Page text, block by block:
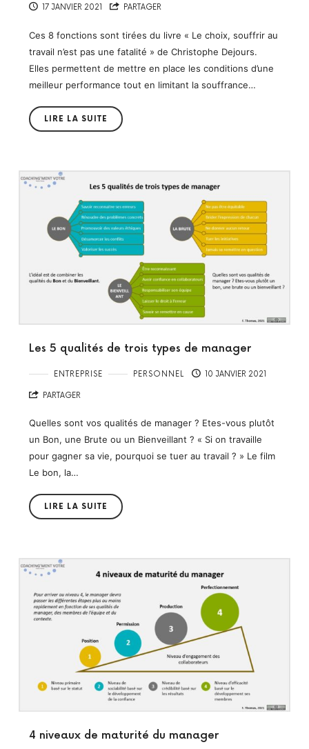
17 JANVIER 2021 PARTAGER
Ces 8 fonctions sont tirées du livre « Le choix, souffrir au
travail n’est pas une fatalité » de Christophe Dejours.
Elles permettent de mettre en place les conditions d’une
meilleur performance tout en limitant la souffrance…
LIRE LA SUITE
Les 5 qualités de trois types de manager
ENTREPRISE PERSONNEL 10 JANVIER 2021
PARTAGER
Quelles sont vos qualités de manager ? Etes-vous plutôt
un Bon, une Brute ou un Bienveillant ? « Si on travaille
pour gagner sa vie, pourquoi se tuer au travail ? » Le film
Le bon, la…
LIRE LA SUITE
4 niveaux de maturité du manager